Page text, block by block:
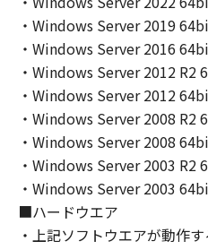
社、それらの販売代理店
損害の可能性について知
同様です。
(3) キヤノン、キヤノン
ンの子会社、キヤノンの
売代理店または販売店の
ウェア」、または「本ソ
起因または関連してお客
じたいかなる紛争につい
ないものとします。
８．契約期間
・Windows Server 2019
・Windows Server 2016
・Windows Server 2012 R2
・Windows Server 2012
・Windows Server 2008 R2
・Windows Server 2008
・Windows Server 2003 R2
・Windows Server 2003
■ハードウエア
・上記ソフトウエアが動作